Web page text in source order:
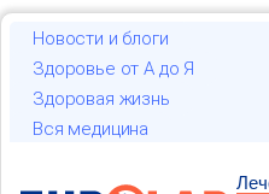
Новости и блоги
Здоровье от А до Я
Здоровая жизнь
Вся медицина